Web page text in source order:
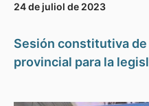
24 de juliol de 2023
Sesión constitutiva
provincial para la